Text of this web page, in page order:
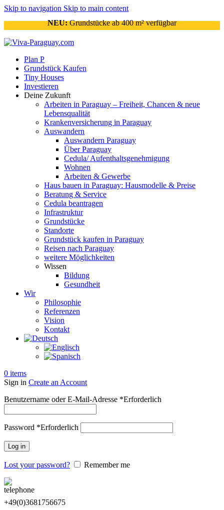
Skip to navigation Skip to main content
NEU:Grundstücke ab 400 m² verfügbar
Plan P
Grundstück Kaufen
Tiny Houses
Investieren
Deine Zukunft
Arbeiten in Paraguay – Freiheit, Chancen & neue
Lebensqualität
Krankenversicherung in Paraguay
Auswandern
Auswandern Paraguay
Über Paraguay
Cedula/ Aufenthaltsgenehmigung
Wohnen
Arbeiten & Gewerbe
Haus bauen in Paraguay: Hausmodelle & Preise
Beratung & Service
Cedula beantragen
Infrastruktur
Grundstücke
Standorte
Grundstück kaufen in Paraguay
Reisen nach Paraguay
weitere Möglichkeiten
Wissen
Bildung
Gesundheit
Wir
Philosophie
Referenzen
Vision
Kontakt
0 items
Sign in Create an Account
Benutzername oder E-Mail-Adresse *Erforderlich
Password *Erforderlich
Log in
Lost your password? Remember me
+49(0)3681756675